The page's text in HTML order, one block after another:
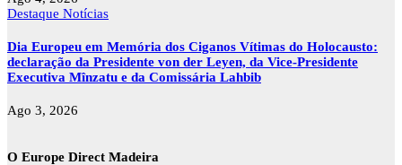
Destaque Notícias
Dia Europeu em Memória dos Ciganos Vítimas do Holocausto:
declaração da Presidente von der Leyen, da Vice-Presidente
Executiva Mînzatu e da Comissária Lahbib
Ago 3, 2026
O Europe Direct Madeira